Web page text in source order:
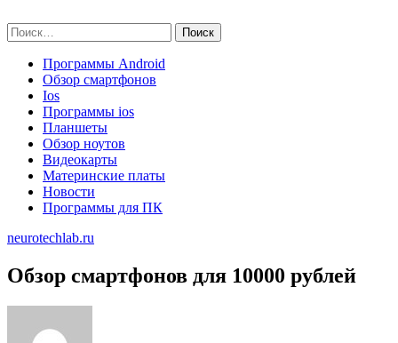
to
content
Найти:
Программы Android
Обзор смартфонов
Ios
Программы ios
Планшеты
Обзор ноутов
Видеокарты
Материнские платы
Новости
Программы для ПК
neurotechlab.ru
Обзор смартфонов для 10000 рублей